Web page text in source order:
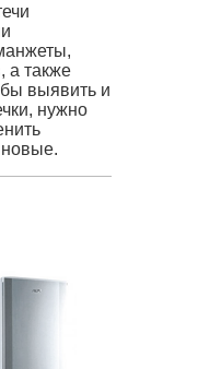
а также
выявить и
нужно